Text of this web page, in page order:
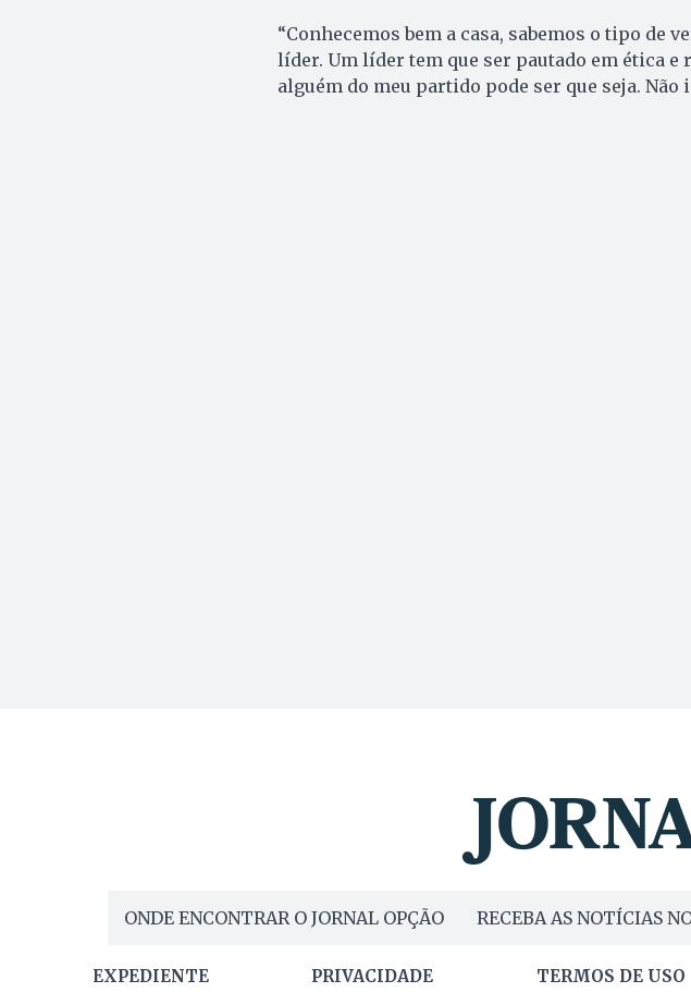
“Conhecemos bem a casa, sabemos o tipo de
líder. Um líder tem que ser pautado em ética e
alguém do meu partido pode ser que seja. Não
ONDE ENCONTRAR O JORNAL OPÇÃO RECEBA AS NOTÍCIAS
EXPEDIENTE PRIVACIDADE TERMOS DE USO